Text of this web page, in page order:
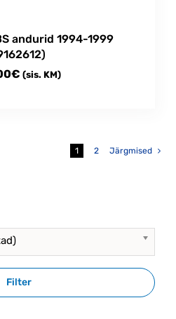
andurid 1994-1999
€ (sis. KM)
1 2 Järgmised
Filter